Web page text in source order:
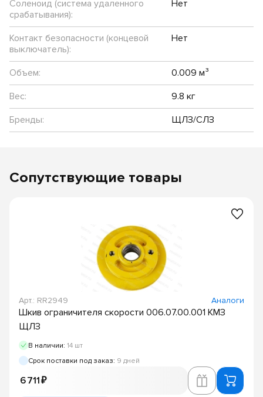
Соленоид (система удаленного
срабатывания):
Нет
Контакт безопасности (концевой
выключатель):
Нет
Объем:
0.009 м³
Вес:
9.8 кг
Бренды:
ЩЛЗ/СЛЗ
Сопутствующие товары
Арт.: RR2949 Аналоги
Шкив ограничителя скорости 006.07.00.001 КМЗ
ЩЛЗ
В наличии: 14 шт
Срок поставки под заказ: 9 дней
6 711 ₽